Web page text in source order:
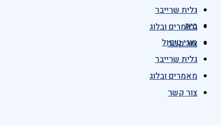
גלית שרייבר
מאמרים ובלוג
צור קשר
בית
סוגי טיפול
גלית שרייבר
מאמרים ובלוג
צור קשר